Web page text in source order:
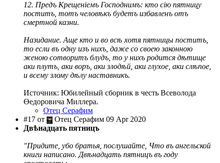
12. Предъ Крещеніемъ Господнимъ: кто сію пятницу
поститъ, тотъ человѣкъ будетъ избавленъ отъ
смертной казни.
Назидание. Аще кто и во всѣ хотя пятницы поститъ,
то если въ одну изъ нихъ, даже со своею законною
женою сотворитъ блудъ, то у нихъ родится дѣтище
аки плутъ, аки воръ, аки злодѣй, аки глухое, аки слѣпое,
и всему злому дѣлу наставникъ.
Источник: Юбилейный сборник в честь Всеволода
Өедоровича Миллера.
Отец Серафим
#17 от
Отец Серафим 09 Apr 2020
Двѣнадцать пятницъ
"Придите, убо братья, послушайте, Что въ ангельской
книги написано. Двѣнадцать пятницъ въ году